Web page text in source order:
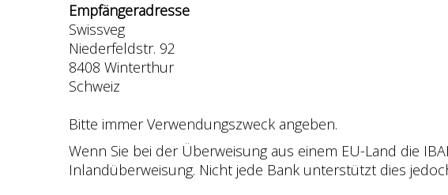
Empfängeradresse
Swissveg
Niederfeldstr. 92
8408 Winterthur
Schweiz
Bitte immer Verwendungszweck angeben.
Wenn Sie bei der Überweisung aus einem EU-Land die
Inlandüberweisung. Nicht jede Bank unterstützt dies